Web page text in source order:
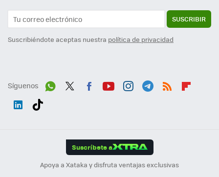
SUSCRIBIR
Suscribiéndote aceptas nuestra política de privacidad
Síguenos
Suscríbete a
Apoya a Xataka y disfruta ventajas exclusivas